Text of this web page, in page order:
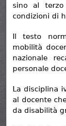
sino al
condizioni di
Il testo
mobilità
nazionale
personale
La disciplina
al docente
da disabilità